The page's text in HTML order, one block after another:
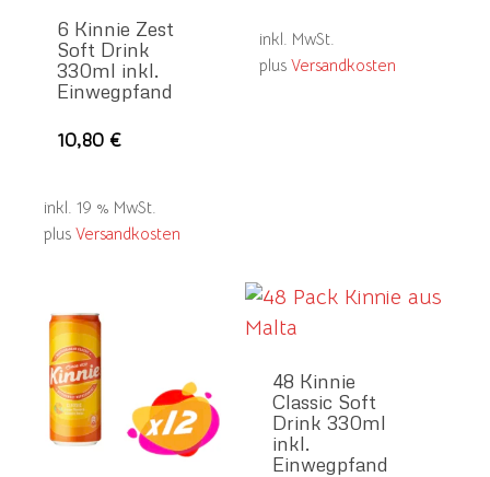
6 Kinnie Zest
Soft Drink
330ml inkl.
Einwegpfand
10,80€
inkl. 19 % MwSt.
plus Versandkosten
inkl. MwSt.
plus Versandkosten
48 Kinnie
Classic Soft
Drink 330ml
inkl.
Einwegpfand